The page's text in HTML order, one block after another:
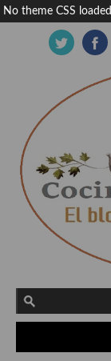
No theme CSS loaded